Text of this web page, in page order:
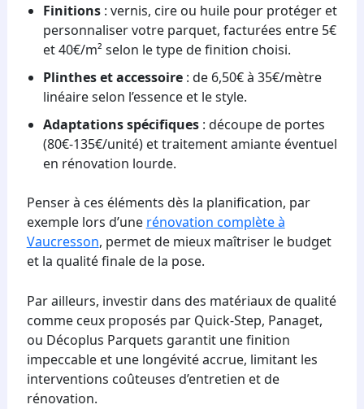
Finitions: vernis, cire ou huile pour protéger et
personnaliser votre parquet, facturées entre 5€
et 40€/m² selon le type de finition choisi.
Plinthes et accessoire: de 6,50€ à 35€/mètre
linéaire selon l’essence et le style.
Adaptations spécifiques: découpe de portes
(80€-135€/unité) et traitement amiante éventuel
en rénovation lourde.
Penser à ces éléments dès la planification, par
exemple lors d’une rénovation complète à
Vaucresson, permet de mieux maîtriser le budget
et la qualité finale de la pose.
Par ailleurs, investir dans des matériaux de qualité
comme ceux proposés par Quick-Step, Panaget,
ou Décoplus Parquets garantit une finition
impeccable et une longévité accrue, limitant les
interventions coûteuses d’entretien et de
rénovation.